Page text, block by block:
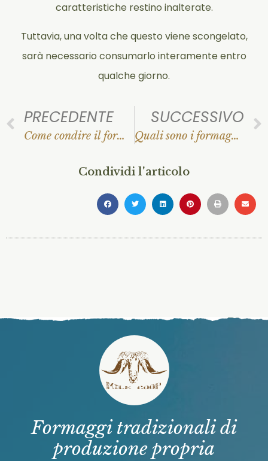
caratteristiche restino inalterate.
Tuttavia, una volta che questo viene scongelato,
sarà necessario consumarlo interamente entro
qualche giorno.
PRECEDENTE
Come condire il formaggio caprino
SUCCESSIVO
Quali sono i formaggi stagionati?
Condividi l'articolo
Formaggi tradizionali di
produzione propria